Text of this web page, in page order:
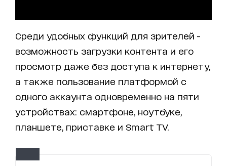
Среди удобных функций для зрителей -
возможность загрузки контента и его
просмотр даже без доступа к интернету,
а также пользование платформой с
одного аккаунта одновременно на пяти
устройствах: смартфоне, ноутбуке,
планшете, приставке и Smart TV.